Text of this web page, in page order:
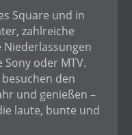
Square und in
zahlreiche
Niederlassungen
oder MTV.
den
und genießen –
laute, bunte und